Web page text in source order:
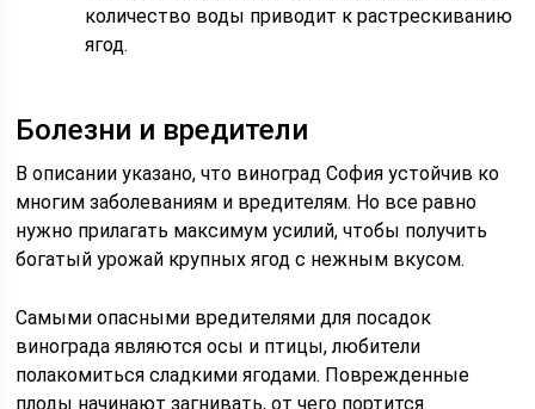
количество воды приводит к растрескиванию
ягод.
Болезни и вредители
В описании указано, что виноград София устойчив ко
многим заболеваниям и вредителям. Но все равно
нужно прилагать максимум усилий, чтобы получить
богатый урожай крупных ягод с нежным вкусом.
Самыми опасными вредителями для посадок
винограда являются осы и птицы, любители
полакомиться сладкими ягодами. Поврежденные
плоды начинают загнивать, от чего портится